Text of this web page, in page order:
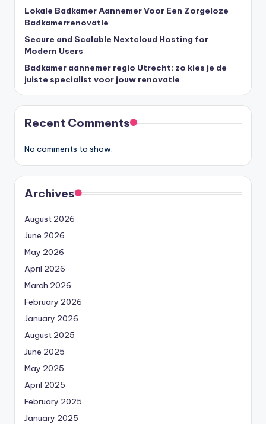
Lokale Badkamer Aannemer Voor Een Zorgeloze
Badkamerrenovatie
Secure and Scalable Nextcloud Hosting for
Modern Users
Badkamer aannemer regio Utrecht: zo kies je de
juiste specialist voor jouw renovatie
Recent Comments
No comments to show.
Archives
August 2026
June 2026
May 2026
April 2026
March 2026
February 2026
January 2026
August 2025
June 2025
May 2025
April 2025
February 2025
January 2025